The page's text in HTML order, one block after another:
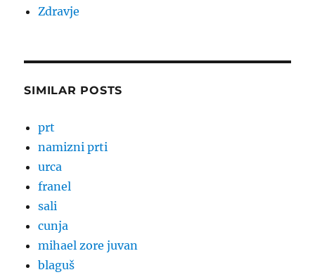
Zdravje
SIMILAR POSTS
prt
namizni prti
urca
franel
sali
cunja
mihael zore juvan
blaguš